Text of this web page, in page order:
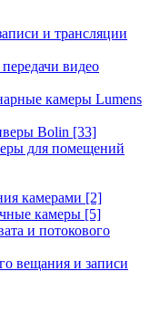
и трансляции
видео
камеры Lumens
Bolin [33]
для помещений
камерами [2]
камеры [5]
и потокового
вещания и записи